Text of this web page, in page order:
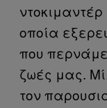
ντοκιμαντέρ
οποία
που
ζωές μας.
τον